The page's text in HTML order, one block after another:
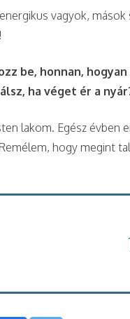
vagyok,
be, honnan,
ha véget ér a
lakom. Egész
hogy megint